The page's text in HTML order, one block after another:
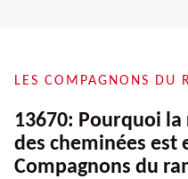
LES COMPAGNONS DU
13670: Pourquoi
des cheminées est
Compagnons du